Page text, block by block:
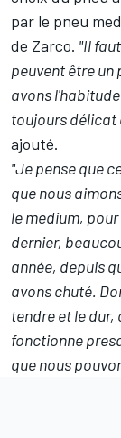
par le pneu
de Zarco. "Il
peuvent être
avons
toujours délicat
ajouté.
"Je pense que
que nous
le medium,
dernier,
année, depuis
avons chuté.
tendre et le dur,
fonctionne
que nous